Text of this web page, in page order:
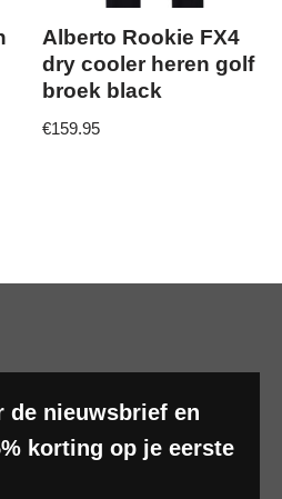
Alberto Rookie FX4
dry cooler heren golf
broek black
€159.95
de nieuwsbrief en
korting op je eerste